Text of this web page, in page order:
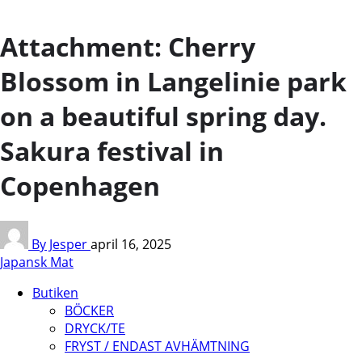
Attachment: Cherry
Blossom in Langelinie park
on a beautiful spring day.
Sakura festival in
Copenhagen
By Jesperapril 16, 2025
Japansk Mat
Butiken
BÖCKER
DRYCK/TE
FRYST / ENDAST AVHÄMTNING